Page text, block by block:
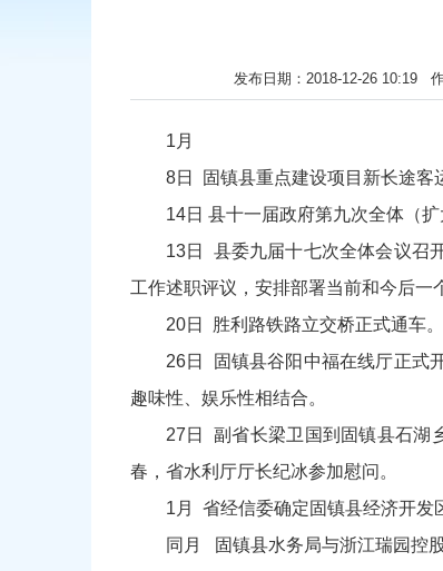
发布日期：2018-12-26 10:19
1月
8日 固镇县重点建设项目新长途客
14日 县十一届政府第九次全体（扩
13日 县委九届十七次全体会议召
工作述职评议，安排部署当前和今后一
20日 胜利路铁路立交桥正式通车
26日 固镇县谷阳中福在线厅正式
趣味性、娱乐性相结合。
27日 副省长梁卫国到固镇县石湖
春，省水利厅厅长纪冰参加慰问。
1月 省经信委确定固镇县经济开发
同月 固镇县水务局与浙江瑞园控